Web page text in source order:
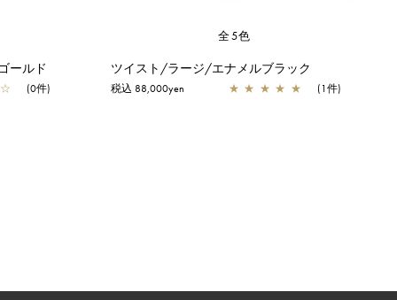
ールド
☆ (0件)
全5色
ツイスト/ラージ/エナメルブラック
税込 88,000yen ★ ★ ★ ★ ★ (1件)